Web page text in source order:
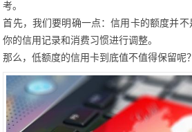
考。
首先，我们要明确一点：信用卡的额度并
你的信用记录和消费习惯进行调整。
那么，低额度的信用卡到底值不值得保留呢？